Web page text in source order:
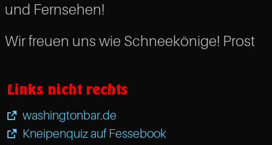
und Fernsehen!
Wir freuen uns wie Schneekönige! Prost
Links nicht rechts
washingtonbar.de
Kneipenquiz auf Fessebook